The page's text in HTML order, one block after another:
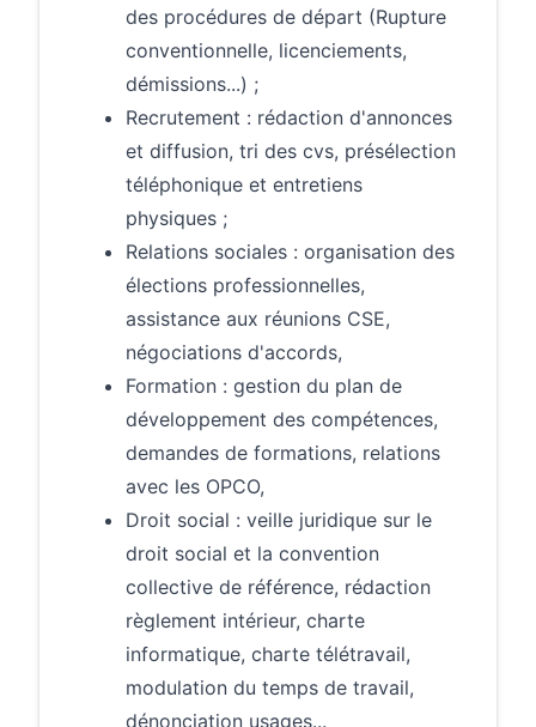
des procédures de départ (Rupture
conventionnelle, licenciements,
démissions...) ;
Recrutement : rédaction d'annonces
et diffusion, tri des cvs, présélection
téléphonique et entretiens
physiques ;
Relations sociales : organisation des
élections professionnelles,
assistance aux réunions CSE,
négociations d'accords,
Formation : gestion du plan de
développement des compétences,
demandes de formations, relations
avec les OPCO,
Droit social : veille juridique sur le
droit social et la convention
collective de référence, rédaction
règlement intérieur, charte
informatique, charte télétravail,
modulation du temps de travail,
dénonciation usages...